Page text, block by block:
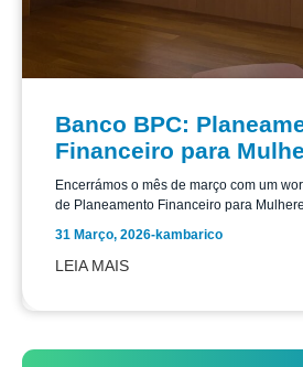
Banco BPC:
Financeiro para
Encerrámos o mês de março com um
de Planeamento Financeiro para
31 Março, 2026-kambarico
LEIA MAIS